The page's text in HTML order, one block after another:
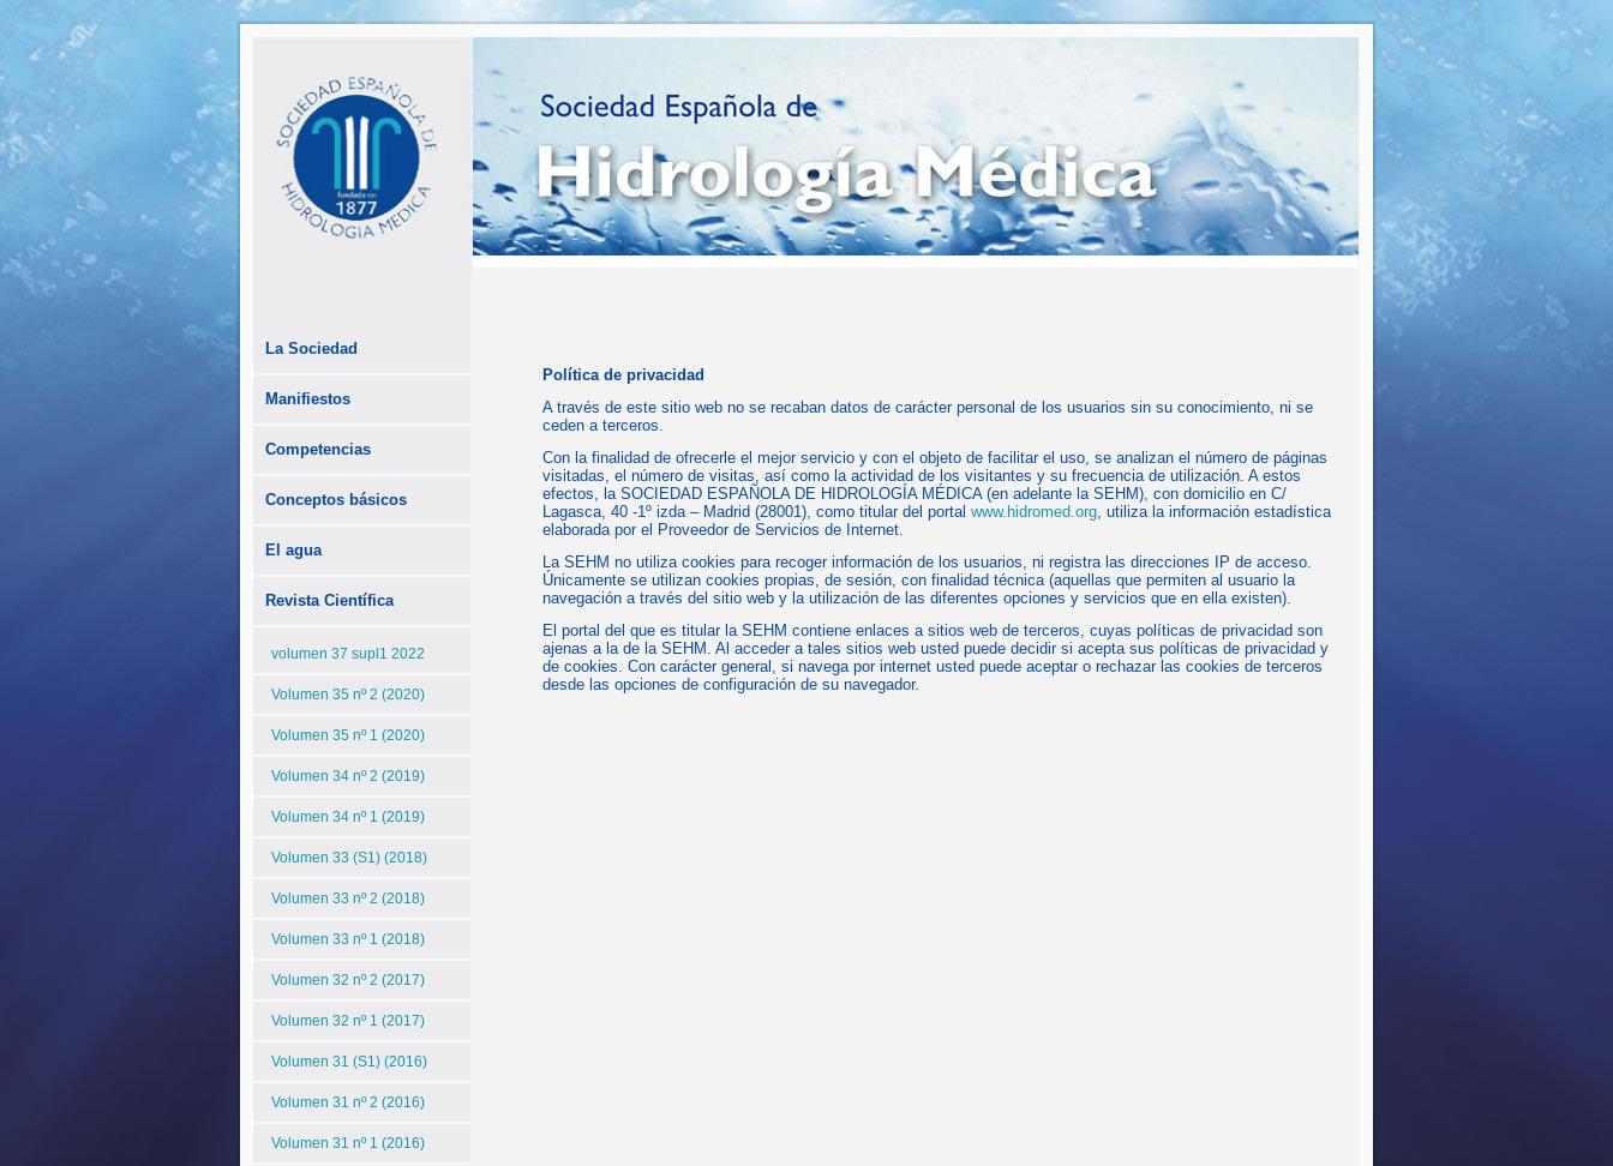
La Sociedad
Manifiestos
Competencias
Conceptos básicos
El agua
Revista Científica
volumen 37 supl1 2022
Volumen 35 nº 2 (2020)
Volumen 35 nº 1 (2020)
Volumen 34 nº 2 (2019)
Volumen 34 nº 1 (2019)
Volumen 33 (S1) (2018)
Volumen 33 nº 2 (2018)
Volumen 33 nº 1 (2018)
Volumen 32 nº 2 (2017)
Volumen 32 nº 1 (2017)
Volumen 31 (S1) (2016)
Volumen 31 nº 2 (2016)
Volumen 31 nº 1 (2016)
Política de privacidad
A través de este sitio web no se recaban datos de carácter personal de los usuarios sin su conocimiento, ni se
ceden a terceros.
Con la finalidad de ofrecerle el mejor servicio y con el objeto de facilitar el uso, se analizan el número de páginas
visitadas, el número de visitas, así como la actividad de los visitantes y su frecuencia de utilización. A estos
efectos, la SOCIEDAD ESPAÑOLA DE HIDROLOGÍA MÉDICA (en adelante la SEHM), con domicilio en C/
Lagasca, 40 -1º izda – Madrid (28001), como titular del portal www.hidromed.org, utiliza la información estadística
elaborada por el Proveedor de Servicios de Internet.
La SEHM no utiliza cookies para recoger información de los usuarios, ni registra las direcciones IP de acceso.
Únicamente se utilizan cookies propias, de sesión, con finalidad técnica (aquellas que permiten al usuario la
navegación a través del sitio web y la utilización de las diferentes opciones y servicios que en ella existen).
El portal del que es titular la SEHM contiene enlaces a sitios web de terceros, cuyas políticas de privacidad son
ajenas a la de la SEHM. Al acceder a tales sitios web usted puede decidir si acepta sus políticas de privacidad y
de cookies. Con carácter general, si navega por internet usted puede aceptar o rechazar las cookies de terceros
desde las opciones de configuración de su navegador.